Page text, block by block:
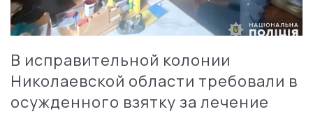
В исправительной колонии
Николаевской области требовали в
осужденного взятку за лечение